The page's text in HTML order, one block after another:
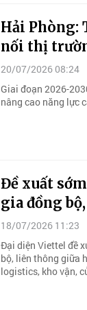
Hải Phòng:
nối thị
20/07/2026 08:24
Giai đoạn 2026-
nâng cao năng lực
Đề xuất
gia đồng
18/07/2026 11:23
Đại diện Viettel đề
bộ, liên thông giữa
logistics, kho vận,